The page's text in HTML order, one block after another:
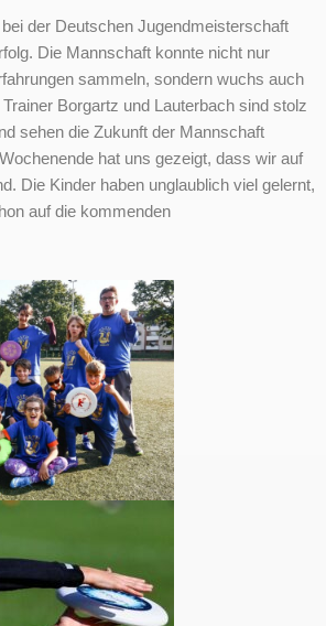
der Deutschen Jugendmeisterschaft
Die Mannschaft konnte nicht nur
sammeln, sondern wuchs auch
Borgartz und Lauterbach sind stolz
sehen die Zukunft der Mannschaft
hat uns gezeigt, dass wir auf
Die Kinder haben unglaublich viel gelernt,
auf die kommenden